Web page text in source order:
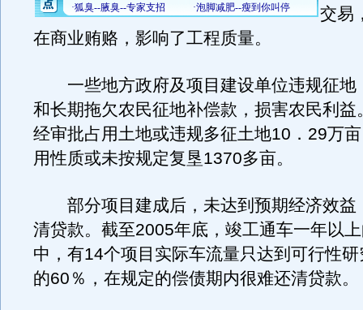
交易
在商业贿赂，影响了工程质量。
一些地方政府及项目建设单位违规征地
和长期拖欠农民征地补偿款，损害农民利益
经审批占用土地或违规多征土地10．29万
用性质或未按规定复垦1370多亩。
部分项目建成后，未达到预期经济效益
清贷款。截至2005年底，竣工通车一年以
中，有14个项目实际车流量只达到可行性
的60％，在规定的偿债期内很难还清贷款。